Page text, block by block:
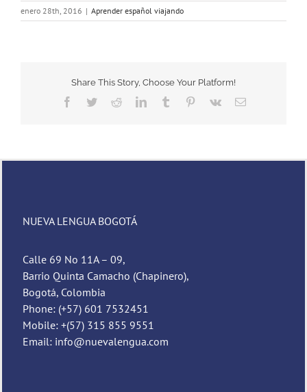
enero 28th, 2016 | Aprender español viajando
Share This Story, Choose Your Platform!
Facebook
TwitterRedditLinkedInTumblr Pinterest
Vk Email
NUEVA LENGUA BOGOTÁ
Calle 69 No 11A – 09,
Barrio Quinta Camacho (Chapinero),
Bogotá, Colombia
Phone: (+57) 601 7532451
Mobile: +(57) 315 855 9551
Email: info@nuevalengua.com